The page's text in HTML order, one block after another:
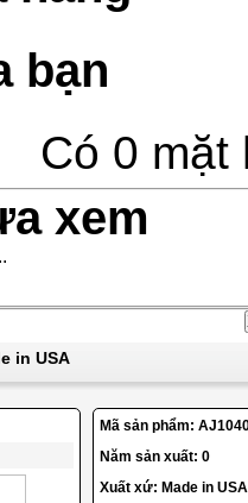
bạn
Có 0 mặt
xem
in USA
Mã sản phẩm:
Năm sản xuất: 0
Xuất xứ: Made in